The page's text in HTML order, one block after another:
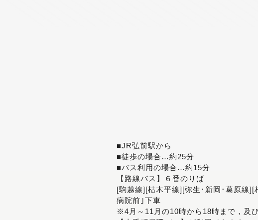
■JR弘前駅から
■徒歩の場合…約25分
■バス利用の場合…約15分
【路線バス】６番のりば
[駒越線][枯木平線][弥生･新岡･葛原線
病院前｣下車
※4月～11月の10時から18時まで，及